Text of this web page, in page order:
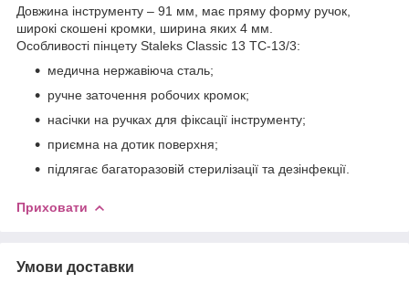
Довжина інструменту – 91 мм, має пряму форму ручок,
широкі скошені кромки, ширина яких 4 мм.
Особливості пінцету Staleks Classic 13 TC-13/3:
медична нержавіюча сталь;
ручне заточення робочих кромок;
насічки на ручках для фіксації інструменту;
приємна на дотик поверхня;
підлягає багаторазовій стерилізації та дезінфекції.
Приховати
Умови доставки